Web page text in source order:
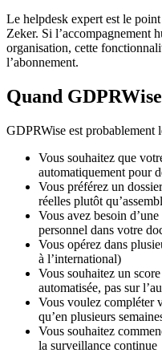
Le helpdesk expert est le
Zeker. Si l’accompagnement
organisation, cette
l’abonnement.
Quand
GDPRWise est probablement
Vous souhaitez que
automatiquement pour
Vous préférez un
réelles plutôt
Vous avez besoin
personnel dans votre
Vous opérez dans
à l’international)
Vous souhaitez un
automatisée, pas sur
Vous voulez compléter
qu’en plusieurs
Vous souhaitez
la surveillance continue